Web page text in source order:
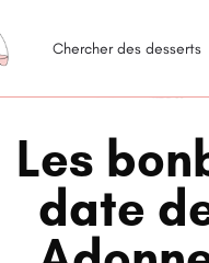
Chercher des desserts
Les
date